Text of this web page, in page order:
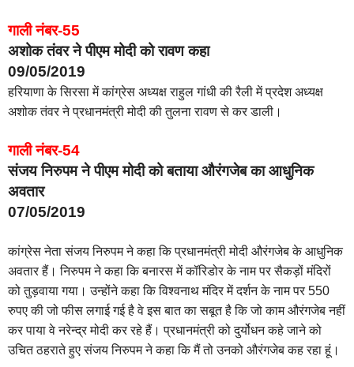
गाली नंबर-55
अशोक तंवर ने पीएम मोदी को रावण कहा
09/05/2019
हरियाणा के सिरसा में कांग्रेस अध्यक्ष राहुल गांधी की रैली में प्रदेश अध्यक्ष
अशोक तंवर ने प्रधानमंत्री मोदी की तुलना रावण से कर डाली।
गाली नंबर-54
संजय निरुपम ने पीएम मोदी को बताया औरंगजेब का आधुनिक
अवतार
07/05/2019
कांग्रेस नेता संजय निरुपम ने कहा कि प्रधानमंत्री मोदी औरंगजेब के आधुनिक
अवतार हैं। निरुपम ने कहा कि बनारस में कॉरिडोर के नाम पर सैकड़ों मंदिरों
को तुड़वाया गया। उन्होंने कहा कि विश्वनाथ मंदिर में दर्शन के नाम पर 550
रुपए की जो फीस लगाई गई है वे इस बात का सबूत है कि जो काम औरंगजेब नहीं
कर पाया वे नरेन्द्र मोदी कर रहे हैं। प्रधानमंत्री को दुर्योधन कहे जाने को
उचित ठहराते हुए संजय निरुपम ने कहा कि मैं तो उनको औरंगजेब कह रहा हूं।